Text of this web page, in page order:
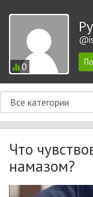
0
Что
намазом?